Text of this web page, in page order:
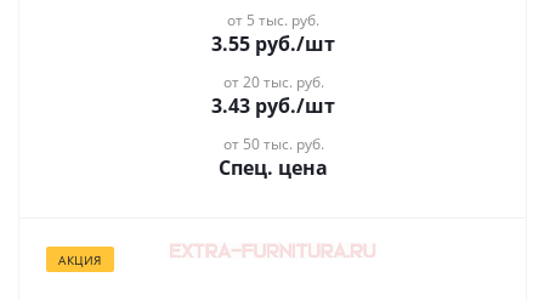
от 5 тыс. руб.
3.55 руб./шт
от 20 тыс. руб.
3.43 руб./шт
от 50 тыс. руб.
Спец. цена
АКЦИЯ